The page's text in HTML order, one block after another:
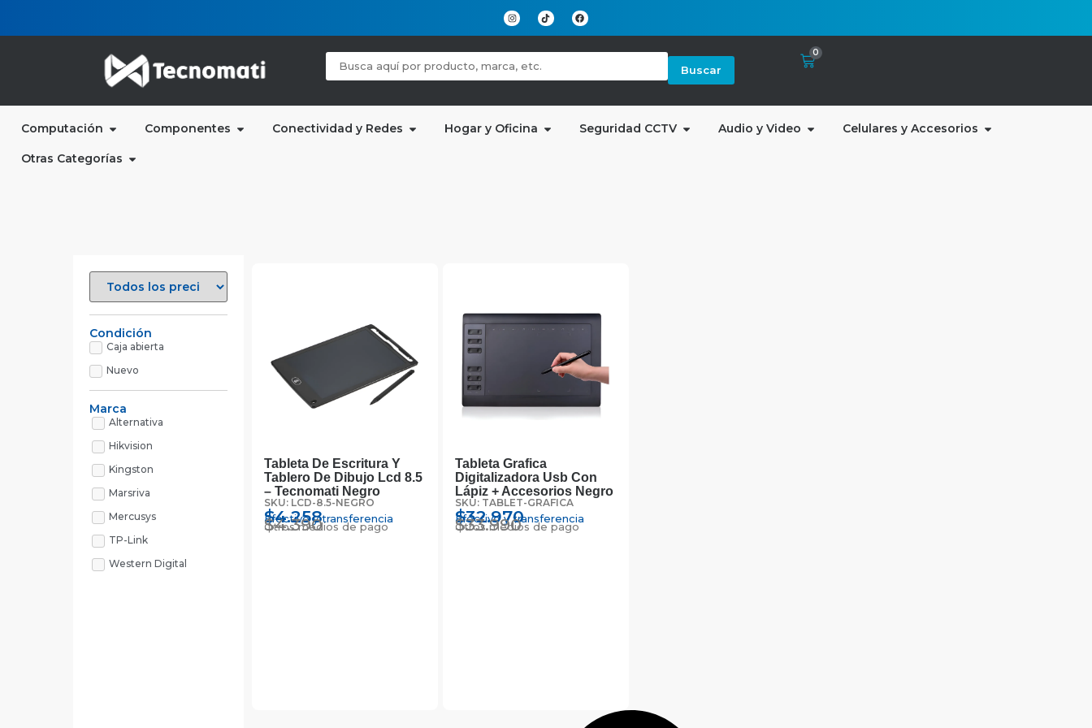
Buscar
0
Computación Componentes Conectividad y Redes Hogar y Oficina Seguridad CCTV Audio y Video Celulares y Accesorios
Otras Categorías
Condición
Caja abierta
Nuevo
Marca
Alternativa
Hikvision
Kingston
Marsriva
Mercusys
TP-Link
Western Digital
Tableta De Escritura Y
Tablero De Dibujo Lcd 8.5
– Tecnomati Negro
SKU: LCD-8.5-NEGRO
$4.258
Efectivo y transferencia
$4.390
Otros medios de pago
Tableta Grafica
Digitalizadora Usb Con
Lápiz + Accesorios Negro
SKU: TABLET-GRAFICA
$32.970
Efectivo y transferencia
$33.990
Otros medios de pago